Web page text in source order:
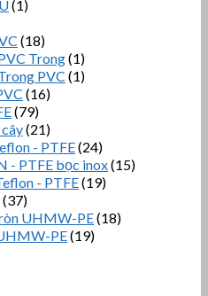
(1)
(18)
Trong(1)
PVC (1)
(16)
(79)
(21)
- PTFE(24)
- PTFE bọc inox(15)
- PTFE(19)
(37)
UHMW-PE(18)
PE(19)